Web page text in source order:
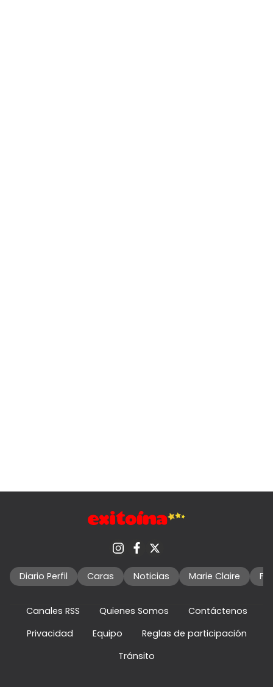
Diario Perfil Caras Noticias Marie Claire
Canales RSS Quienes Somos
Contáctenos
Privacidad
Equipo
Reglas de participación
Tránsito